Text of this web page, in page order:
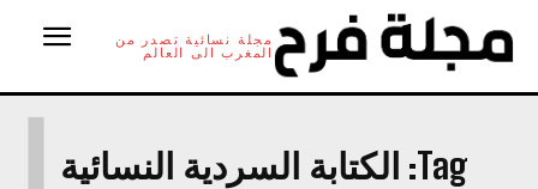
مجلة نسائية تصدر من
المغرب الى العالم
Tag: الكتابة السردية النسائية